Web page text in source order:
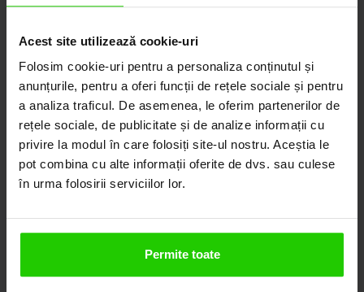
Acest site utilizează cookie-uri
Folosim cookie-uri pentru a personaliza conținutul și
anunțurile, pentru a oferi funcții de rețele sociale și pentru
a analiza traficul. De asemenea, le oferim partenerilor de
rețele sociale, de publicitate și de analize informații cu
privire la modul în care folosiți site-ul nostru. Aceștia le
pot combina cu alte informații oferite de dvs. sau culese
în urma folosirii serviciilor lor.
Permite toate